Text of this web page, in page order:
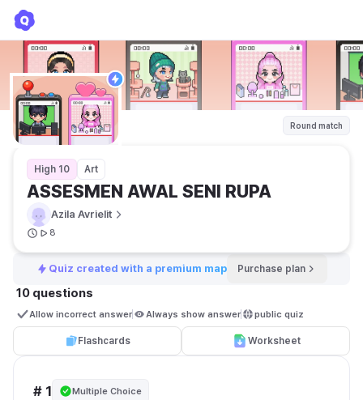
Round match
High 10 Art
ASSESMEN AWAL SENI RUPA
Azila Avrielit
8
Quiz created with a premium map Purchase plan
10 questions
Allow incorrect answer Always show answer public quiz
Flashcards Worksheet
# 1 Multiple Choice